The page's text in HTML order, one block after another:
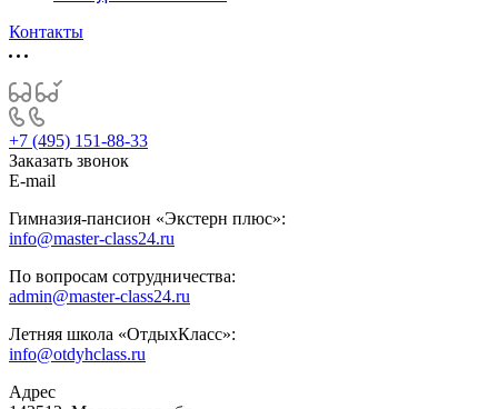
Контакты
+7 (495) 151-88-33
Заказать звонок
E-mail
Гимназия-пансион «Экстерн плюс»:
info@master-class24.ru
По вопросам сотрудничества:
admin@master-class24.ru
Летняя школа «ОтдыхКласс»:
info@otdyhclass.ru
Адрес